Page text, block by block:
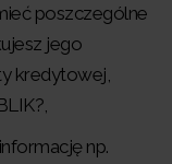
poszczególne
jego
kredytowej,
informację np.